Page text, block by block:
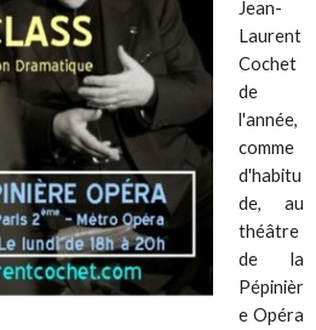
Jean-
Laurent
Cochet
de
l'année,
comme
d'habitu
de, au
théâtre
de la
Pépinièr
e Opéra